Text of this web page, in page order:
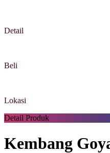
Detail
Beli
Lokasi
Detail Produk
Kembang